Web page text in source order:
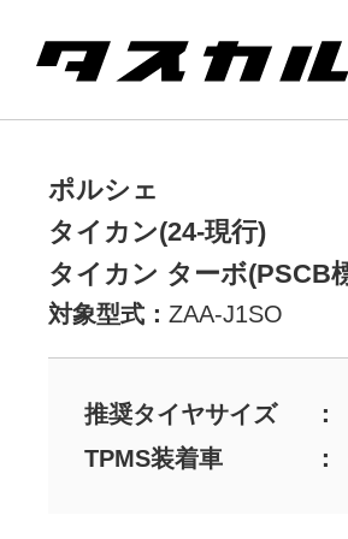
ポルシェ
タイカン(24-現行)
タイカン ターボ(PSCB
対象型式： ZAA-J1SO
推奨タイヤサイズ
TPMS装着車